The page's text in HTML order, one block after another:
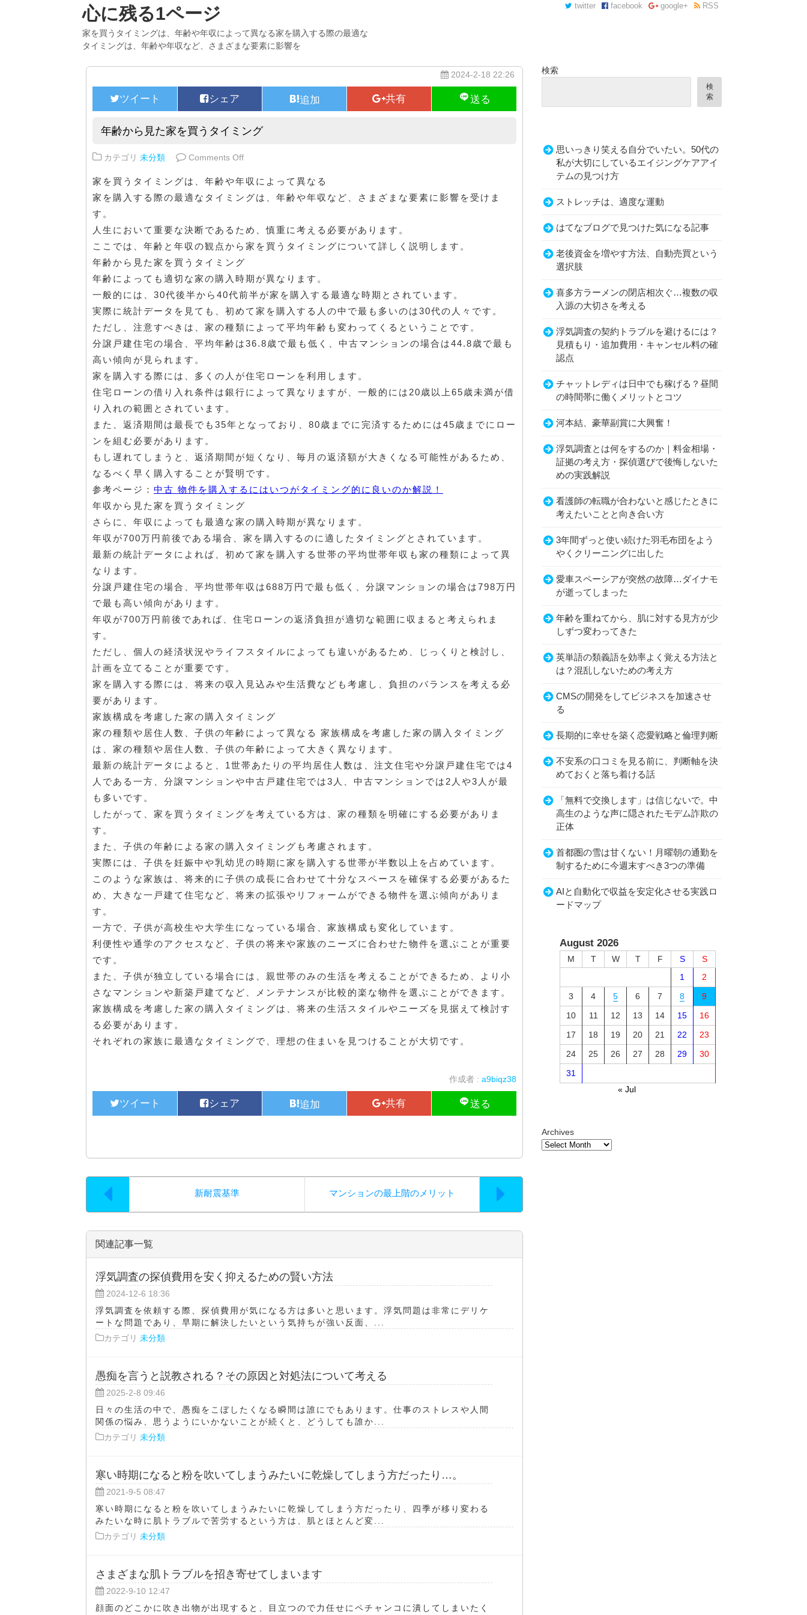
心に残る1ページ
家を買うタイミングは、年齢や年収によって異なる家を購入する際の最適な
タイミングは、年齢や年収など、さまざまな要素に影響を
twitter facebook google+ RSS
2024-2-18 22:26
年齢から見た家を買うタイミング
カテゴリ 未分類 Comments Offon 年齢から見た家を買うタイミング
家を買うタイミングは、年齢や年収によって異なる
家を購入する際の最適なタイミングは、年齢や年収など、さまざまな要素に影響を受けま
す。
人生において重要な決断であるため、慎重に考える必要があります。
ここでは、年齢と年収の観点から家を買うタイミングについて詳しく説明します。
年齢から見た家を買うタイミング
年齢によっても適切な家の購入時期が異なります。
一般的には、30代後半から40代前半が家を購入する最適な時期とされています。
実際に統計データを見ても、初めて家を購入する人の中で最も多いのは30代の人々です。
ただし、注意すべきは、家の種類によって平均年齢も変わってくるということです。
分譲戸建住宅の場合、平均年齢は36.8歳で最も低く、中古マンションの場合は44.8歳で最も
高い傾向が見られます。
家を購入する際には、多くの人が住宅ローンを利用します。
住宅ローンの借り入れ条件は銀行によって異なりますが、一般的には20歳以上65歳未満が借
り入れの範囲とされています。
また、返済期間は最長でも35年となっており、80歳までに完済するためには45歳までにロー
ンを組む必要があります。
もし遅れてしまうと、返済期間が短くなり、毎月の返済額が大きくなる可能性があるため、
なるべく早く購入することが賢明です。
参考ページ： 中古 物件を購入するにはいつがタイミング的に良いのか解説！
年収から見た家を買うタイミング
さらに、年収によっても最適な家の購入時期が異なります。
年収が700万円前後である場合、家を購入するのに適したタイミングとされています。
最新の統計データによれば、初めて家を購入する世帯の平均世帯年収も家の種類によって異
なります。
分譲戸建住宅の場合、平均世帯年収は688万円で最も低く、分譲マンションの場合は798万円
で最も高い傾向があります。
年収が700万円前後であれば、住宅ローンの返済負担が適切な範囲に収まると考えられま
す。
ただし、個人の経済状況やライフスタイルによっても違いがあるため、じっくりと検討し、
計画を立てることが重要です。
家を購入する際には、将来の収入見込みや生活費なども考慮し、負担のバランスを考える必
要があります。
家族構成を考慮した家の購入タイミング
家の種類や居住人数、子供の年齢によって異なる 家族構成を考慮した家の購入タイミング
は、家の種類や居住人数、子供の年齢によって大きく異なります。
最新の統計データによると、1世帯あたりの平均居住人数は、注文住宅や分譲戸建住宅では4
人である一方、分譲マンションや中古戸建住宅では3人、中古マンションでは2人や3人が最
も多いです。
したがって、家を買うタイミングを考えている方は、家の種類を明確にする必要がありま
す。
また、子供の年齢による家の購入タイミングも考慮されます。
実際には、子供を妊娠中や乳幼児の時期に家を購入する世帯が半数以上を占めています。
このような家族は、将来的に子供の成長に合わせて十分なスペースを確保する必要があるた
め、大きな一戸建て住宅など、将来の拡張やリフォームができる物件を選ぶ傾向がありま
す。
一方で、子供が高校生や大学生になっている場合、家族構成も変化しています。
利便性や通学のアクセスなど、子供の将来や家族のニーズに合わせた物件を選ぶことが重要
です。
また、子供が独立している場合には、親世帯のみの生活を考えることができるため、より小
さなマンションや新築戸建てなど、メンテナンスが比較的楽な物件を選ぶことができます。
家族構成を考慮した家の購入タイミングは、将来の生活スタイルやニーズを見据えて検討す
る必要があります。
それぞれの家族に最適なタイミングで、理想の住まいを見つけることが大切です。
作成者 : a9biqz38
新耐震基準 マンションの最上階のメリット
関連記事一覧
浮気調査の探偵費用を安く抑えるための賢い方法
2024-12-6 18:36
浮気調査を依頼する際、探偵費用が気になる方は多いと思います。浮気問題は非常にデリケ
ートな問題であり、早期に解決したいという気持ちが強い反面、...
カテゴリ 未分類
愚痴を言うと説教される？その原因と対処法について考える
2025-2-8 09:46
日々の生活の中で、愚痴をこぼしたくなる瞬間は誰にでもあります。仕事のストレスや人間
関係の悩み、思うようにいかないことが続くと、どうしても誰か...
カテゴリ 未分類
寒い時期になると粉を吹いてしまうみたいに乾燥してしまう方だったり…。
2021-9-5 08:47
寒い時期になると粉を吹いてしまうみたいに乾燥してしまう方だったり、四季が移り変わる
みたいな時に肌トラブルで苦労するという方は、肌とほとんど変...
カテゴリ 未分類
さまざまな肌トラブルを招き寄せてしまいます
2022-9-10 12:47
顔面のどこかに吹き出物が出現すると、目立つので力任せにペチャンコに潰してしまいたく
検索
検
索
思いっきり笑える自分でいたい。50代の
私が大切にしているエイジングケアアイ
テムの見つけ方
ストレッチは、適度な運動
はてなブログで見つけた気になる記事
老後資金を増やす方法、自動売買という
選択肢
喜多方ラーメンの閉店相次ぐ…複数の収
入源の大切さを考える
浮気調査の契約トラブルを避けるには？
見積もり・追加費用・キャンセル料の確
認点
チャットレディは日中でも稼げる？昼間
の時間帯に働くメリットとコツ
河本結、豪華副賞に大興奮！
浮気調査とは何をするのか｜料金相場・
証拠の考え方・探偵選びで後悔しないた
めの実践解説
看護師の転職が合わないと感じたときに
考えたいことと向き合い方
3年間ずっと使い続けた羽毛布団をよう
やくクリーニングに出した
愛車スペーシアが突然の故障…ダイナモ
が逝ってしまった
年齢を重ねてから、肌に対する見方が少
しずつ変わってきた
英単語の類義語を効率よく覚える方法と
は？混乱しないための考え方
CMSの開発をしてビジネスを加速させ
る
長期的に幸せを築く恋愛戦略と倫理判断
不安系の口コミを見る前に、判断軸を決
めておくと落ち着ける話
「無料で交換します」は信じないで。中
高生のような声に隠されたモデム詐欺の
正体
首都圏の雪は甘くない！月曜朝の通勤を
制するために今週末すべき3つの準備
AIと自動化で収益を安定化させる実践ロ
ードマップ
August 2026
M T W T F S
S
1
2
3
4 5 6 7 8
9
10
11 12 13 14 15
16
17
18 19 20 21 22
23
24
25 26 27 28 29
30
31
« Jul
Archives